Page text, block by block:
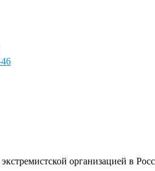
организацией в